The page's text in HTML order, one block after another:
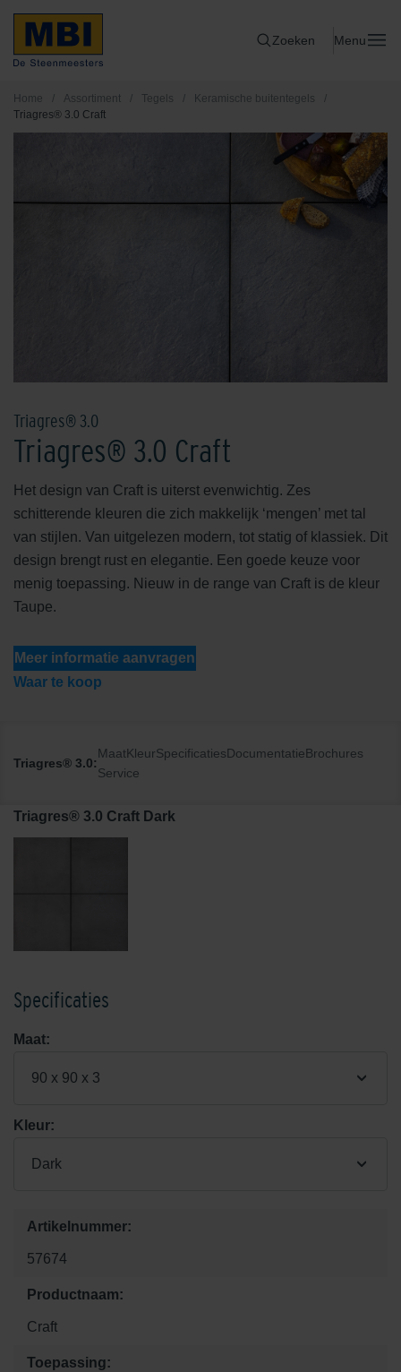
Zoeken Menu
Home / Assortiment / Tegels / Keramische buitentegels
/
Triagres® 3.0 Craft
Triagres® 3.0
Triagres® 3.0 Craft
Het design van Craft is uiterst evenwichtig. Zes
schitterende kleuren die zich makkelijk ‘mengen’ met tal
van stijlen. Van uitgelezen modern, tot statig of klassiek. Dit
design brengt rust en elegantie. Een goede keuze voor
menig toepassing. Nieuw in de range van Craft is de kleur
Taupe.
Meer informatie aanvragen
Waar te koop
Triagres® 3.0:
MaatKleurSpecificatiesDocumentatieBrochures
Service
Triagres® 3.0 Craft Dark
Specificaties
Maat:
90 x 90 x 3
Kleur:
Dark
Artikelnummer:
57674
Productnaam:
Craft
Toepassing: